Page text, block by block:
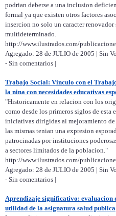
podrian deberse a una inclusion
formal ya que existen otros factores
insercion no solo un caracter
multideterminado.
http://www.ilustrados.com/
Agregado: 28 de JULIO de 2005 | Sin
- Sin comentarios |
Trabajo Social: Vinculo con el
la nina con necesidades educativas
"Historicamente en relacion con los
como desde los primeros siglos de esta
iniciativas dirigidas al mejoramiento
las mismas tenian una expresion
patrocinadas por instituciones
a sectores limitados de la poblacion."
http://www.ilustrados.com/
Agregado: 28 de JULIO de 2005 | Sin
- Sin comentarios |
Aprendizaje significativo: evaluacion
utilidad de la asignatura salud publica